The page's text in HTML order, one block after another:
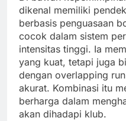
dikenal memiliki
berbasis penguasaan
cocok dalam sistem
intensitas tinggi. Ia
yang kuat, tetapi juga
dengan overlapping
akurat. Kombinasi itu
berharga dalam
akan dihadapi klub.